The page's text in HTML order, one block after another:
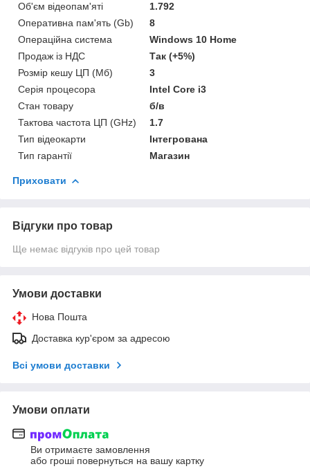
Об'єм відеопам'яті
1.792
Оперативна пам'ять (Gb)
8
Операційна система
Windows 10 Home
Продаж із НДС
Так (+5%)
Розмір кешу ЦП (Мб)
3
Серія процесора
Intel Core i3
Стан товару
б/в
Тактова частота ЦП (GHz)
1.7
Тип відеокарти
Інтегрована
Тип гарантії
Магазин
Приховати
Відгуки про товар
Ще немає відгуків про цей товар
Умови доставки
Нова Пошта
Доставка кур'єром за адресою
Всі умови доставки
Умови оплати
Ви отримаєте замовлення
або гроші повернуться на вашу картку